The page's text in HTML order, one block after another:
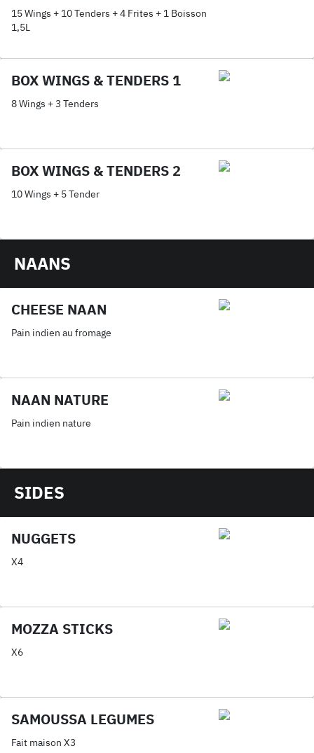
15 Wings + 10 Tenders + 4 Frites + 1 Boisson
1,5L
BOX WINGS & TENDERS 1
8 Wings + 3 Tenders
BOX WINGS & TENDERS 2
10 Wings + 5 Tender
NAANS
CHEESE NAAN
Pain indien au fromage
NAAN NATURE
Pain indien nature
SIDES
NUGGETS
X4
MOZZA STICKS
X6
SAMOUSSA LEGUMES
Fait maison X3